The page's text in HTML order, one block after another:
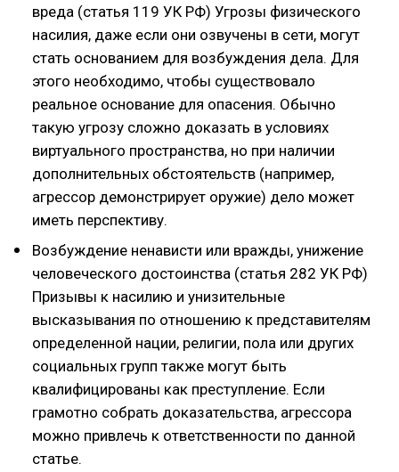
вреда (статья 119 УК РФ) Угрозы физического
насилия, даже если они озвучены в сети, могут
стать основанием для возбуждения дела. Для
этого необходимо, чтобы существовало
реальное основание для опасения. Обычно
такую угрозу сложно доказать в условиях
виртуального пространства, но при наличии
дополнительных обстоятельств (например,
агрессор демонстрирует оружие) дело может
иметь перспективу.
Возбуждение ненависти или вражды, унижение
человеческого достоинства (статья 282 УК РФ)
Призывы к насилию и унизительные
высказывания по отношению к представителям
определенной нации, религии, пола или других
социальных групп также могут быть
квалифицированы как преступление. Если
грамотно собрать доказательства, агрессора
можно привлечь к ответственности по данной
статье.